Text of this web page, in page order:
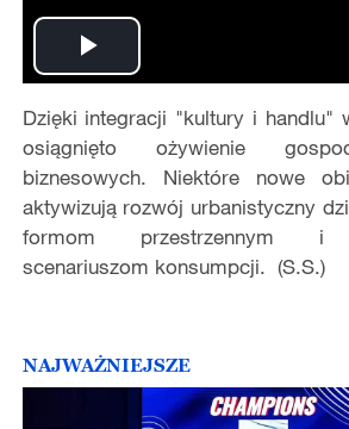
Play
Video
Dzięki integracji "kultury i handlu"
osiągnięto ożywienie
biznesowych. Niektóre nowe
aktywizują rozwój urbanistyczny
formom przestrzennym i
scenariuszom konsumpcji. (S.S.)
NAJWAŻNIEJSZE